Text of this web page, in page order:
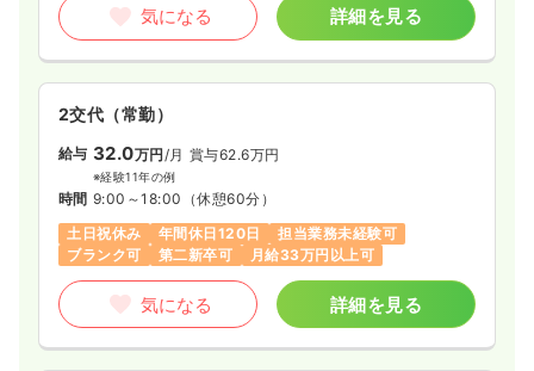
気になる 詳細を見る
2交代（常勤）
給与 32.0万円 /月 賞与62.6万円
※経験11年の例
時間 9:00～18:00 （休憩60分）
土日祝休み
年間休日120日
担当業務未経験可
ブランク可
第二新卒可 月給33万円以上可
気になる 詳細を見る